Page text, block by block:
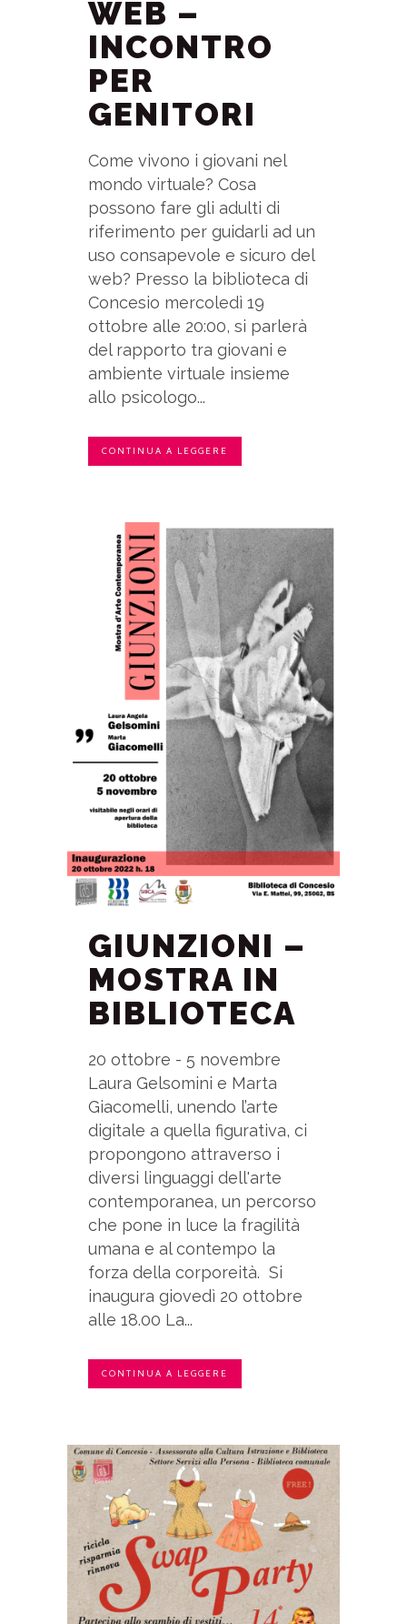
Non perdere le
iniziative della
Biblioteca
Segui gli eventi della Biblioteca.
Ogni settimana la Biblioteca
propone cose interessanti: incontri,
WEB –
INCONTRO
PER
GENITORI
Come vivono i giovani nel
mondo virtuale? Cosa
possono fare gli adulti di
riferimento per guidarli ad un
uso consapevole e sicuro del
web? Presso la biblioteca di
Concesio mercoledì 19
ottobre alle 20:00, si parlerà
del rapporto tra giovani e
ambiente virtuale insieme
allo psicologo...
CONTINUA A LEGGERE
GIUNZIONI –
MOSTRA IN
BIBLIOTECA
20 ottobre - 5 novembre
Laura Gelsomini e Marta
Giacomelli, unendo l’arte
digitale a quella figurativa, ci
propongono attraverso i
diversi linguaggi dell'arte
contemporanea, un percorso
che pone in luce la fragilità
umana e al contempo la
forza della corporeità. Si
inaugura giovedì 20 ottobre
alle 18.00 La...
CONTINUA A LEGGERE